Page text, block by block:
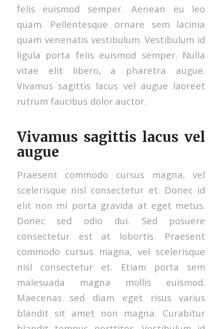
felis euismod semper. Aenean eu leo
quam. Pellentesque ornare sem lacinia
quam venenatis vestibulum. Vestibulum id
ligula porta felis euismod semper. Nulla
vitae elit libero, a pharetra augue.
Vivamus sagittis lacus vel augue laoreet
rutrum faucibus dolor auctor.
Vivamus sagittis lacus vel
augue
Praesent commodo cursus magna, vel
scelerisque nisl consectetur et. Donec id
elit non mi porta gravida at eget metus.
Donec sed odio dui. Sed posuere
consectetur est at lobortis. Praesent
commodo cursus magna, vel scelerisque
nisl consectetur et. Etiam porta sem
malesuada magna mollis euismod.
Maecenas sed diam eget risus varius
blandit sit amet non magna. Curabitur